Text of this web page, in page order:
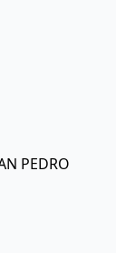
PEDRO